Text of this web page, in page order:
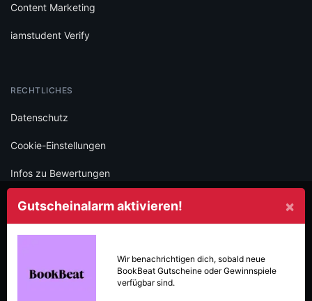
×
Gutscheinalarm aktivieren!
Wir benachrichtigen dich, sobald neue
BookBeatGutscheine oder Gewinnspiele
verfügbar sind.
Content Marketing
iamstudent Verify
RECHTLICHES
Datenschutz
Cookie-Einstellungen
Infos zu Bewertungen
AGB
Folge iamstudent und verpasse keine Deals mehr.